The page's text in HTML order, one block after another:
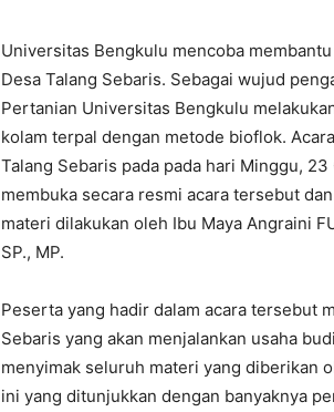
Universitas Bengkulu mencoba
Desa Talang Sebaris. Sebagai wujud
Pertanian Universitas Bengkulu
kolam terpal dengan metode bioflok.
Talang Sebaris pada pada hari Minggu,
membuka secara resmi acara tersebut
materi dilakukan oleh Ibu Maya Angraini
SP., MP.
Peserta yang hadir dalam acara tersebut
Sebaris yang akan menjalankan usaha
menyimak seluruh materi yang diberikan
ini yang ditunjukkan dengan banyaknya